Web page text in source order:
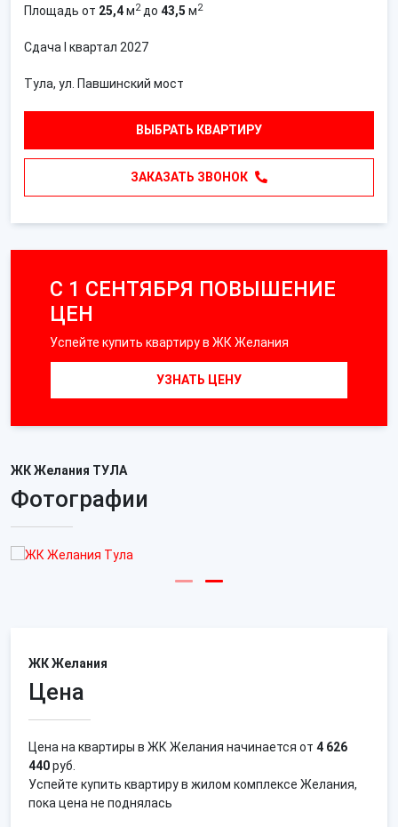
С 1 СЕНТЯБРЯ ПОВЫШЕНИЕ
ЦЕН
Успейте купить квартиру в ЖК Желания
УЗНАТЬ ЦЕНУ
ЖК Желания ТУЛА
Фотографии
ЖК Желания
Цена
Цена на квартиры в ЖК Желания начинается от 4 626
440руб.
Успейте купить квартиру в жилом комплексе Желания,
пока цена не поднялась
Площадь от 25,4м2до 43,5 м2
Сдача I квартал 2027
Тула, ул. Павшинский мост
ВЫБРАТЬ КВАРТИРУ
ЗАКАЗАТЬ ЗВОНОК